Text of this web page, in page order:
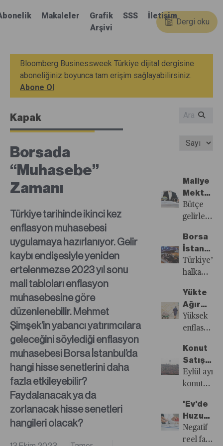
Makaleler
Grafik
Arşivi
SSS İletişim
Dergi oku
Bloomberg Businessweek Türkiye dijital dergisine
aboneliğiniz boyunca tam erişim sağlayabilirsiniz.
Abone Ol
Kapak
Borsada
“Muhasebe”
Zamanı
Türkiye tarihinde ikinci kez
enflasyon muhasebesi
uygulamaya hazırlanıyor. Gelir
kaybı endişesiyle yeniden
ertelenmezse 2023 yıl sonu
mali tabloları enflasyon
muhasebesine göre
düzenlenebilir. Mehmet
Şimşek’in yabancı yatırımcılara
geleceğini söylediği enflasyon
muhasebesi Borsa İstanbul’da
hangi hisse senetlerini daha
fazla etkileyebilir?
Faydalanacak ya da
zorlanacak hisse senetleri
hangileri olacak?
Maliye
Mektup
Arkadaşı
Oldu
Bütçe
gelirlerini
Maliye’yi
Yapay
zekâ
kullanılarak
e-defter
ya da e-
üzerinden
yapılan
borçlulara
yer
Az ya
da çok,
Borsa
İstanbul
Olalı
Böyle
Görmedi
Türkiye’de
halka
ralli
yaşanıyor.
yüksek
enflasyon
karşısında
biri
olarak
hisse
senetlerine
Yükte
Ağır
Pahada
Hafif
Yüksek
enflasyon
değerini
yok etti.
her 3
banknottan
biri 200
liralık
oldu.
Konut
Düşüş
Devam
Mi?
Eylül ayı
konut
Veri
önce
'Ev'de
Huzur
Kalmadı
Negatif
reel faiz